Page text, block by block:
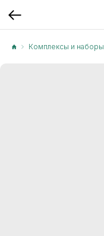
Комплексы и наборы